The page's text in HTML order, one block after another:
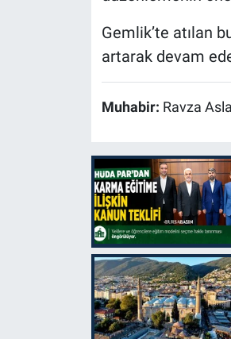
Gemlik’te atılan
artarak devam
Muhabir: Ravza